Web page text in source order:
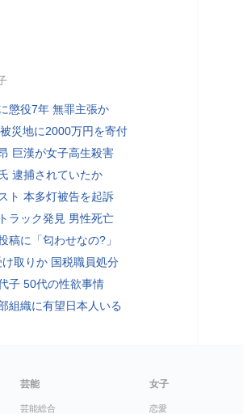
懲役7年 無罪主張か
災地に2000万円を寄付
巨漢が女子高生殺害
逮捕されていたか
ト 本多灯被告を起訴
ラック発見 男性死亡
稿に「匂わせなの?」
取りか 国税職員処分
子 50代の性欲事情
組織に有望日本人いる
芸能
芸能総合
女子
恋愛